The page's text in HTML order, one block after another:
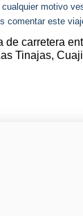
motivo
comentar este
de carretera
Tinajas,